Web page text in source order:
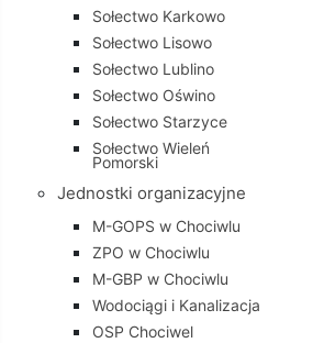
Sołectwo Karkowo
Sołectwo Lisowo
Sołectwo Lublino
Sołectwo Oświno
Sołectwo Starzyce
Sołectwo Wieleń
Pomorski
Jednostki organizacyjne
M-GOPS w Chociwlu
ZPO w Chociwlu
M-GBP w Chociwlu
Wodociągi i Kanalizacja
OSP Chociwel